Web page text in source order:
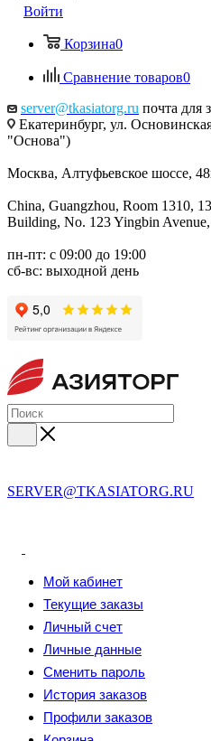
Войти
Корзина0
Сравнение товаров0
server@tkasiatorg.ru почта для
Екатеринбург, ул.
"Основа")
Москва, Алтуфьевское шоссе,
China, Guangzhou, Room 1310,
Building, No. 123 Yingbin
пн-пт: с 09:00 до 19:00
сб-вс: выходной день
SERVER@TKASIATORG.RU
Мой кабинет
Текущие заказы
Личный счет
Личные данные
Сменить пароль
История заказов
Профили заказов